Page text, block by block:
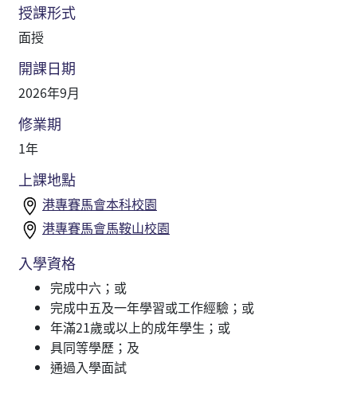
授課形式
面授
開課日期
2026年9月
修業期
1年
上課地點
港專賽馬會本科校園
港專賽馬會馬鞍山校園
入學資格
完成中六；或
完成中五及一年學習或工作經驗；或
年滿21歲或以上的成年學生；或
具同等學歷；及
通過入學面試